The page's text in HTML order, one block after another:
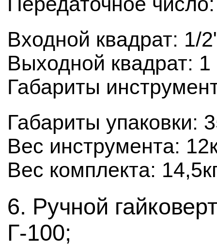
Входной квадрат: 1/
Выходной квадрат:
Габариты
Габариты упаковки:
Вес инструмента:
Вес комплекта:
6. Ручной
Г-100;